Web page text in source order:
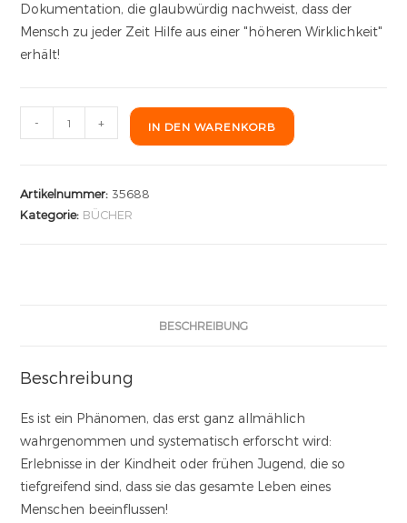
Dokumentation, die glaubwürdig nachweist, dass der
Mensch zu jeder Zeit Hilfe aus einer "höheren Wirklichkeit"
erhält!
- + IN DEN WARENKORB
Artikelnummer: 35688
Kategorie: BÜCHER
BESCHREIBUNG
Beschreibung
Es ist ein Phänomen, das erst ganz allmählich
wahrgenommen und systematisch erforscht wird:
Erlebnisse in der Kindheit oder frühen Jugend, die so
tiefgreifend sind, dass sie das gesamte Leben eines
Menschen beeinflussen!